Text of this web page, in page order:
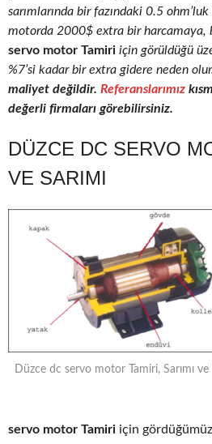
sarımlarında bir fazındaki 0.5 ohm’luk
motorda 2000$ extra bir harcamaya,
servo motor Tamiri için görüldüğü
%7’si kadar bir extra gidere neden
maliyet değildir. Referanslarımız
değerli firmaları görebilirsiniz.
DÜZCE DC SERVO
VE SARIMI
Düzce dc servo motor Tamiri, Sarımı ve
servo motor Tamiri için